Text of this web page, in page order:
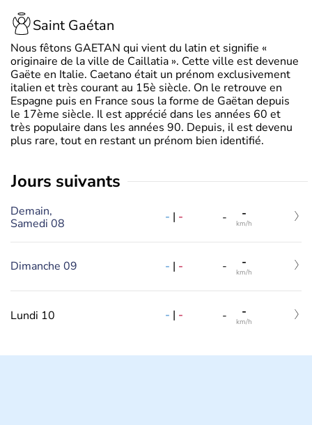
Saint Gaétan
Nous fêtons GAETAN qui vient du latin et signifie «
originaire de la ville de Caillatia ». Cette ville est devenue
Gaëte en Italie. Caetano était un prénom exclusivement
italien et très courant au 15è siècle. On le retrouve en
Espagne puis en France sous la forme de Gaëtan depuis
le 17ème siècle. Il est apprécié dans les années 60 et
très populaire dans les années 90. Depuis, il est devenu
plus rare, tout en restant un prénom bien identifié.
jours suivants
Demain,
Samedi 08
- | - - -
km/h
Dimanche 09 - | - - -
km/h
Lundi 10 - | - - -
km/h